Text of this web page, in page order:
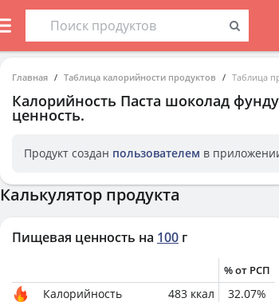
Главная Таблица калорийности продуктов Таблица
Калорийность Паста шоколад
ценность.
Продукт создан пользователем в
Калькулятор продукта
Пищевая ценность на 100 г
% от РСП
Калорийность 483 ккал 32.07%